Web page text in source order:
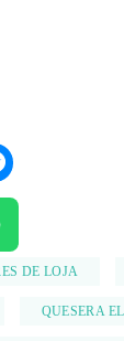
DE LOJA
QUESERA